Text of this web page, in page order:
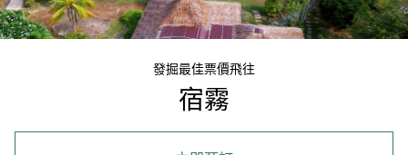
發掘最佳票價飛往
宿霧